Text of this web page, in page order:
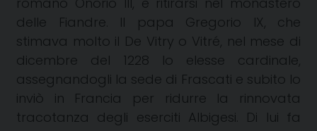
delle Fiandre. Il papa Gregorio IX, che
stimava molto il De Vitry o Vitré, nel mese di
dicembre del 1228 lo elesse cardinale,
assegnandogli la sede di Frascati e subito lo
inviò in Francia per ridurre la rinnovata
tracotanza degli eserciti Albigesi. Di lui fa